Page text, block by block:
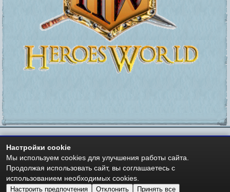
Мир Героев -https://heroesworld.ru- Heroes World
Авторские права - Copyright © 2006-2026 HeroesWorld.ru
Heroes World (English)
Настройки cookie
Мы используем cookies для улучшения работы сайта.
Продолжая использовать сайт, вы соглашаетесь с
использованием необходимых cookies.
Настроить предпочтения
Отклонить Принять все